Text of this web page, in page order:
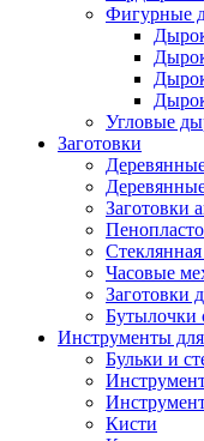
Фигурные
Угловые
Заготовки
Заготовки
Стеклянная
Часовые
Заготовки
Бутылочки
Инструменты для
Бульки и
Кисти